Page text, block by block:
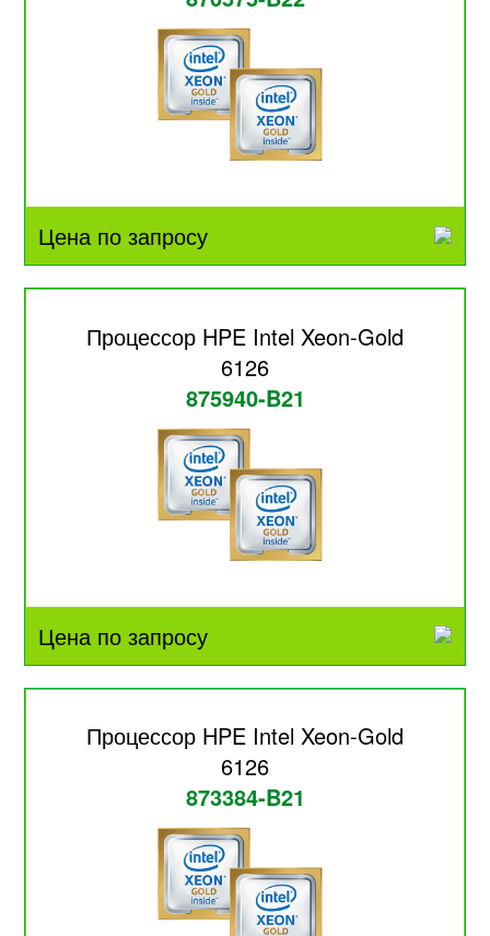
Цена по запросу
Процессор HPE Intel Xeon-Gold
6126
875940-B21
Цена по запросу
Процессор HPE Intel Xeon-Gold
6126
873384-B21